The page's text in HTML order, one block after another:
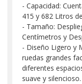
- Capacidad:
415 y 682 Litros
- Tamaño:
Centímetros y
- Diseño Ligero y
ruedas grandes
diferentes
suave y silencioso.